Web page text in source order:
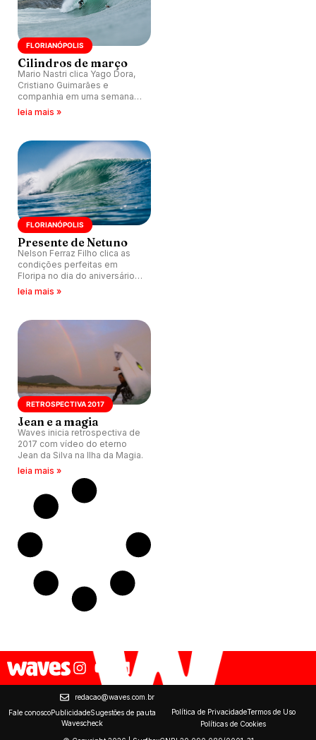
FLORIANÓPOLIS
Cilindros de março
Mario Nastri clica Yago Dora,
Cristiano Guimarães e
companhia em uma semana
clássica na Ilha da Magia.
leia mais »
FLORIANÓPOLIS
Presente de Netuno
Nelson Ferraz Filho clica as
condições perfeitas em
Floripa no dia do aniversário
de 346 anos da cidade.
leia mais »
RETROSPECTIVA 2017
Jean e a magia
Waves inicia retrospectiva de
2017 com vídeo do eterno
Jean da Silva na Ilha da Magia.
leia mais »
redacao@waves.com.br
Fale conoscoPublicidadeSugestões de pauta
Wavescheck
Política de PrivacidadeTermos de Uso
Políticas de Cookies